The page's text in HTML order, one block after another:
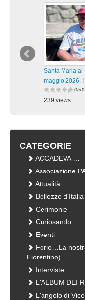
Santa Maria al
maggio 2026. I
(No
239 views
CATEGORIE
ACCADEVA …
Associazione
Attualità
Bellezze d'Italia
Cerimonie
Curiosando
Eventi
Forio…La
Fiorentino)
Interviste
L'ALBUM DEI
L'angolo di